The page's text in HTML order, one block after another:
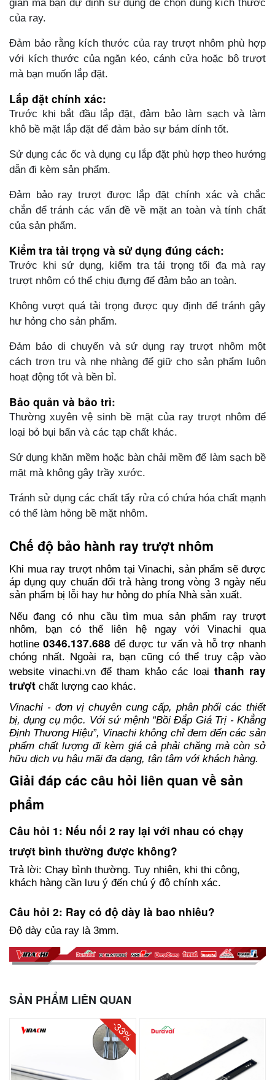
gian mà bạn dự định sử dụng để chọn đúng kích thước
của ray.
Đảm bảo rằng kích thước của ray trượt nhôm phù hợp
với kích thước của ngăn kéo, cánh cửa hoặc bộ trượt
mà bạn muốn lắp đặt.
Lắp đặt chính xác:
Trước khi bắt đầu lắp đặt, đảm bảo làm sạch và làm
khô bề mặt lắp đặt để đảm bảo sự bám dính tốt.
Sử dụng các ốc và dụng cụ lắp đặt phù hợp theo hướng
dẫn đi kèm sản phẩm.
Đảm bảo ray trượt được lắp đặt chính xác và chắc
chắn để tránh các vấn đề về mặt an toàn và tính chất
của sản phẩm.
Kiểm tra tải trọng và sử dụng đúng cách:
Trước khi sử dụng, kiểm tra tải trọng tối đa mà ray
trượt nhôm có thể chịu đựng để đảm bảo an toàn.
Không vượt quá tải trọng được quy định để tránh gây
hư hỏng cho sản phẩm.
Đảm bảo di chuyển và sử dụng ray trượt nhôm một
cách trơn tru và nhẹ nhàng để giữ cho sản phẩm luôn
hoạt động tốt và bền bỉ.
Bảo quản và bảo trì:
Thường xuyên vệ sinh bề mặt của ray trượt nhôm để
loại bỏ bụi bẩn và các tạp chất khác.
Sử dụng khăn mềm hoặc bàn chải mềm để làm sạch bề
mặt mà không gây trầy xước.
Tránh sử dụng các chất tẩy rửa có chứa hóa chất mạnh
có thể làm hỏng bề mặt nhôm.
Chế độ bảo hành ray trượt nhôm
Khi mua ray trượt nhôm tại Vinachi, sản phẩm sẽ được
áp dụng quy chuẩn đổi trả hàng trong vòng 3 ngày nếu
sản phẩm bị lỗi hay hư hỏng do phía Nhà sản xuất.
Nếu đang có nhu cầu tìm mua sản phẩm ray trượt
nhôm, bạn có thể liên hệ ngay với Vinachi qua
hotline0346.137.688 để được tư vấn và hỗ trợ nhanh
chóng nhất. Ngoài ra, bạn cũng có thể truy cập vào
website vinachi.vn để tham khảo các loại thanh ray
trượt chất lượng cao khác.
Vinachi - đơn vị chuyên cung cấp, phân phối các thiết
bị, dụng cụ mộc. Với sứ mệnh “Bồi Đắp Giá Trị - Khẳng
Định Thương Hiệu”, Vinachi không chỉ đem đến các sản
phẩm chất lượng đi kèm giá cả phải chăng mà còn sở
hữu dịch vụ hậu mãi đa dạng, tận tâm với khách hàng.
Giải đáp các câu hỏi liên quan về sản
phẩm
Câu hỏi 1: Nếu nối 2 ray lại với nhau có chạy
trượt bình thường được không?
Trả lời: Chạy bình thường. Tuy nhiên, khi thi công,
khách hàng cần lưu ý đến chú ý độ chính xác.
Câu hỏi 2: Ray có độ dày là bao nhiêu?
Độ dày của ray là 3mm.
SẢN PHẨM LIÊN QUAN
-33%